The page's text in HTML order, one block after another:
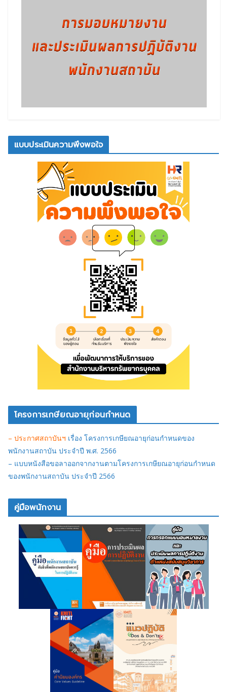
แบบประเมินความพึงพอใจ
โครงการเกษียณอายุก่อนกำหนด
– ประกาศสถาบันฯ เรื่อง โครงการเกษียณอายุก่อนกำหนดของ
พนักงานสถาบัน ประจำปี พ.ศ. 2566
– แบบหนังสือขอลาออกจากงานตามโครงการเกษียณอายุก่อนกำหนด
ของพนักงานสถาบัน ประจำปี 2566
คู่มือพนักงาน